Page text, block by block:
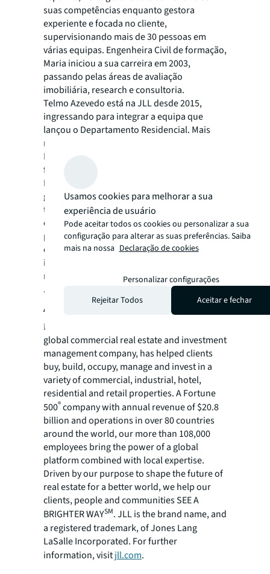
suas competências enquanto gestora
experiente e focada no cliente,
supervisionando mais de 30 pessoas em
várias equipas. Engenheira Civil de formação,
Maria iniciou a sua carreira em 2003,
passando pelas áreas de avaliação
imobiliária, research e consultoria.
Telmo Azevedo está na JLL desde 2015,
ingressando para integrar a equipa que
lançou o Departamento Residencial. Mais
recentemente, liderou a equipa de
Residential Projects, como parte da sua
função na equipa de Senior Residential
Management, ajudando a conduzir uma
grande parte da estratégia Residencial e
tendo um forte desenvolvimento de negócio
e competências operacionais. Iniciou o seu
percurso profissional em 2006,
desenvolvendo uma careira ligada ao setor
imobiliário e passando por empresas de
referência na área residencial até chegar à
JLL.
About JLL
For over 200 years, JLL (NYSE: JLL), a leading
global commercial real estate and investment
management company, has helped clients
buy, build, occupy, manage and invest in a
variety of commercial, industrial, hotel,
residential and retail properties. A Fortune
500®company with annual revenue of $20.8
billion and operations in over 80 countries
around the world, our more than 108,000
employees bring the power of a global
platform combined with local expertise.
Driven by our purpose to shape the future of
real estate for a better world, we help our
clients, people and communities SEE A
BRIGHTER WAYSM. JLL is the brand name, and
a registered trademark, of Jones Lang
LaSalle Incorporated. For further
information, visitjll.com.
Usamos cookies para melhorar a sua
experiência de usuário
Pode aceitar todos os cookies ou personalizar a sua
configuração para alterar as suas preferências. Saiba
mais na nossa Declaração de cookies
Personalizar configurações
Rejeitar Todos
Aceitar e fechar